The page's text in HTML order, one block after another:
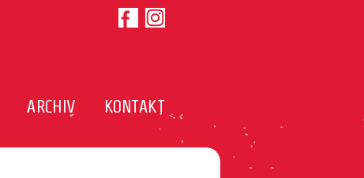
ARCHIV KONTAKT